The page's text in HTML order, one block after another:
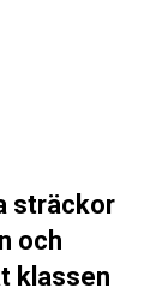
sträckor
och
klassen